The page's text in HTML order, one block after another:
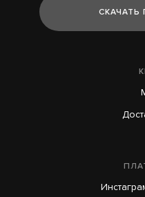
В Грузии снова